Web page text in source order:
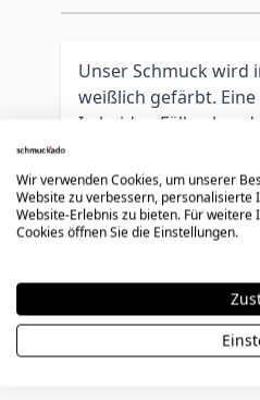
Unser Schmuck wird
weißlich gefärbt. Eine
In beiden Fällen
Unsere erfahrenen
personalisierten
Bitte beachten Sie,
daher die
personalisieren
Wir verwenden Cookies, um unserer
Website zu verbessern, personalisierte
Website-Erlebnis zu bieten. Für
Cookies öffnen Sie die Einstellungen.